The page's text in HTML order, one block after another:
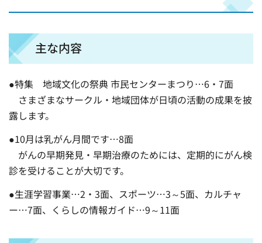
主な内容
●特集 地域文化の祭典 市民センターまつり…6・7面
さまざまなサークル・地域団体が日頃の活動の成果を披
露します。
●10月は乳がん月間です…8面
がんの早期発見・早期治療のためには、定期的にがん検
診を受けることが大切です。
●生涯学習事業…2・3面、スポーツ…3～5面、カルチャ
ー…7面、くらしの情報ガイド…9～11面